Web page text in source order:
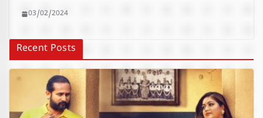
03/02/2024
Recent Posts